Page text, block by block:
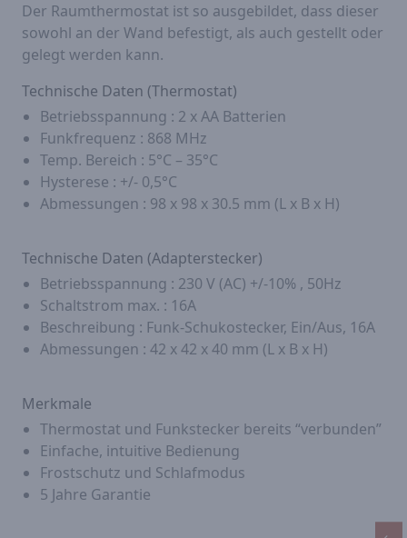
Der Raumthermostat ist so ausgebildet, dass dieser
sowohl an der Wand befestigt, als auch gestellt oder
gelegt werden kann.
Technische Daten (Thermostat)
Betriebsspannung : 2 x AA Batterien
Funkfrequenz : 868 MHz
Temp. Bereich : 5°C – 35°C
Hysterese : +/- 0,5°C
Abmessungen : 98 x 98 x 30.5 mm (L x B x H)
Technische Daten (Adapterstecker)
Betriebsspannung : 230 V (AC) +/-10% , 50Hz
Schaltstrom max. : 16A
Beschreibung : Funk-Schukostecker, Ein/Aus, 16A
Abmessungen : 42 x 42 x 40 mm (L x B x H)
Merkmale
Thermostat und Funkstecker bereits “verbunden”
Einfache, intuitive Bedienung
Frostschutz und Schlafmodus
5 Jahre Garantie